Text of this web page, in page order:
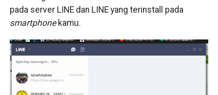
pada server LINE dan LINE yang terinstall pada
smartphonekamu.